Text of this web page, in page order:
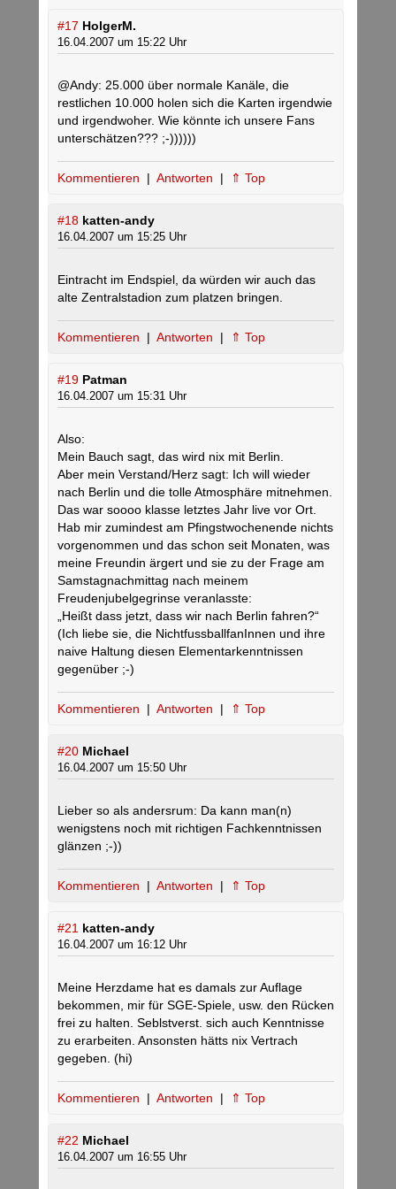
#17 HolgerM.
16.04.2007 um 15:22 Uhr
@Andy: 25.000 über normale Kanäle, die
restlichen 10.000 holen sich die Karten irgendwie
und irgendwoher. Wie könnte ich unsere Fans
unterschätzen??? ;-))))))
Kommentieren | Antworten | ⇑ Top
#18 katten-andy
16.04.2007 um 15:25 Uhr
Eintracht im Endspiel, da würden wir auch das
alte Zentralstadion zum platzen bringen.
Kommentieren | Antworten | ⇑ Top
#19 Patman
16.04.2007 um 15:31 Uhr
Also:
Mein Bauch sagt, das wird nix mit Berlin.
Aber mein Verstand/Herz sagt: Ich will wieder
nach Berlin und die tolle Atmosphäre mitnehmen.
Das war soooo klasse letztes Jahr live vor Ort.
Hab mir zumindest am Pfingstwochenende nichts
vorgenommen und das schon seit Monaten, was
meine Freundin ärgert und sie zu der Frage am
Samstagnachmittag nach meinem
Freudenjubelgegrinse veranlasste:
„Heißt dass jetzt, dass wir nach Berlin fahren?“
(Ich liebe sie, die NichtfussballfanInnen und ihre
naive Haltung diesen Elementarkenntnissen
gegenüber ;-)
Kommentieren | Antworten | ⇑ Top
#20 Michael
16.04.2007 um 15:50 Uhr
Lieber so als andersrum: Da kann man(n)
wenigstens noch mit richtigen Fachkenntnissen
glänzen ;-))
Kommentieren | Antworten | ⇑ Top
#21 katten-andy
16.04.2007 um 16:12 Uhr
Meine Herzdame hat es damals zur Auflage
bekommen, mir für SGE-Spiele, usw. den Rücken
frei zu halten. Seblstverst. sich auch Kenntnisse
zu erarbeiten. Ansonsten hätts nix Vertrach
gegeben. (hi)
Kommentieren | Antworten | ⇑ Top
#22 Michael
16.04.2007 um 16:55 Uhr